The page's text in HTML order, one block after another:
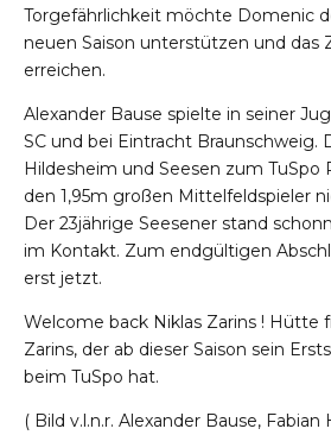
Torgefährlichkeit möchte Domenic
neuen Saison unterstützen und das
erreichen.
Alexander Bause spielte in seiner
SC und bei Eintracht Braunschweig.
Hildesheim und Seesen zum
den 1,95m großen Mittelfeldspieler
Der 23jährige Seesener stand
im Kontakt. Zum endgültigen
erst jetzt.
Welcome back Niklas Zarins ! Hütte
Zarins, der ab dieser Saison sein
beim TuSpo hat.
( Bild v.l.n.r. Alexander Bause,